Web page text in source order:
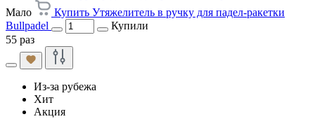
Мало
Купить Утяжелитель в ручку для падел-ракетки
Bullpadel
Купили
55 раз
Из-за рубежа
Хит
Акция